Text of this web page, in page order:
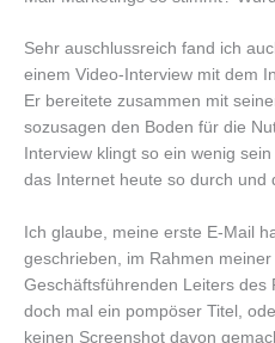
Sehr auschlussreich fand ich
einem Video-Interview mit dem
Er bereitete zusammen mit
sozusagen den Boden für die
Interview klingt so ein wenig
das Internet heute so durch und
Ich glaube, meine erste E-Mail
geschrieben, im Rahmen
Geschäftsführenden Leiters des
doch mal ein pompöser Titel,
keinen Screenshot davon